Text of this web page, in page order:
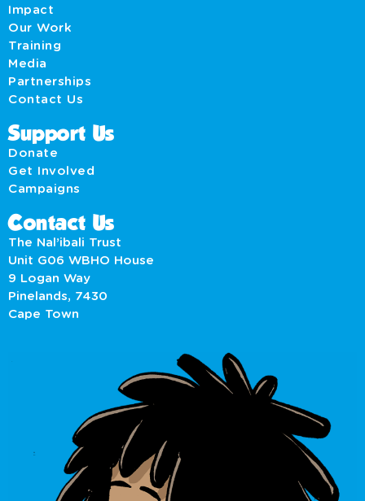
Impact
Our Work
Training
Media
Partnerships
Contact Us
Support Us
Donate
Get Involved
Campaigns
Contact Us
The Nal’ibali Trust
Unit G06 WBHO House
9 Logan Way
Pinelands, 7430
Cape Town